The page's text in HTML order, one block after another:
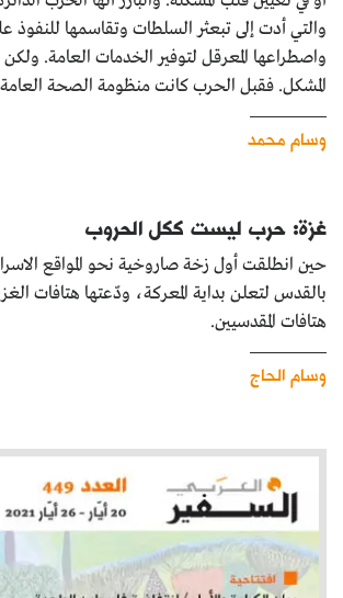
والتي أدت إلى تبعثر السلطات وتقاسمها للنفوذ
واصطراعها المعرقل لتوفير الخدمات العامة.
المشكل. فقبل الحرب كانت منظومة الصحة
وسام محمد
غزة: حرب ليست ككل الحروب
حين انطلقت أول زخة صاروخية نحو المواقع
بالقدس لتعلن بداية المعركة، ودّعتها هتافات
هتافات المقدسيين.
وسام الحاج